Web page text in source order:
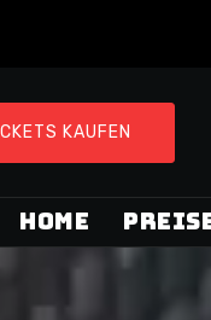
KAUFEN
HOME